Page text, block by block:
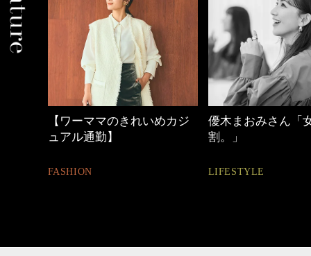
【ワーママのきれいめカジ
ュアル通勤】
FASHION
優木まおみさん「
割。」
LIFESTYLE